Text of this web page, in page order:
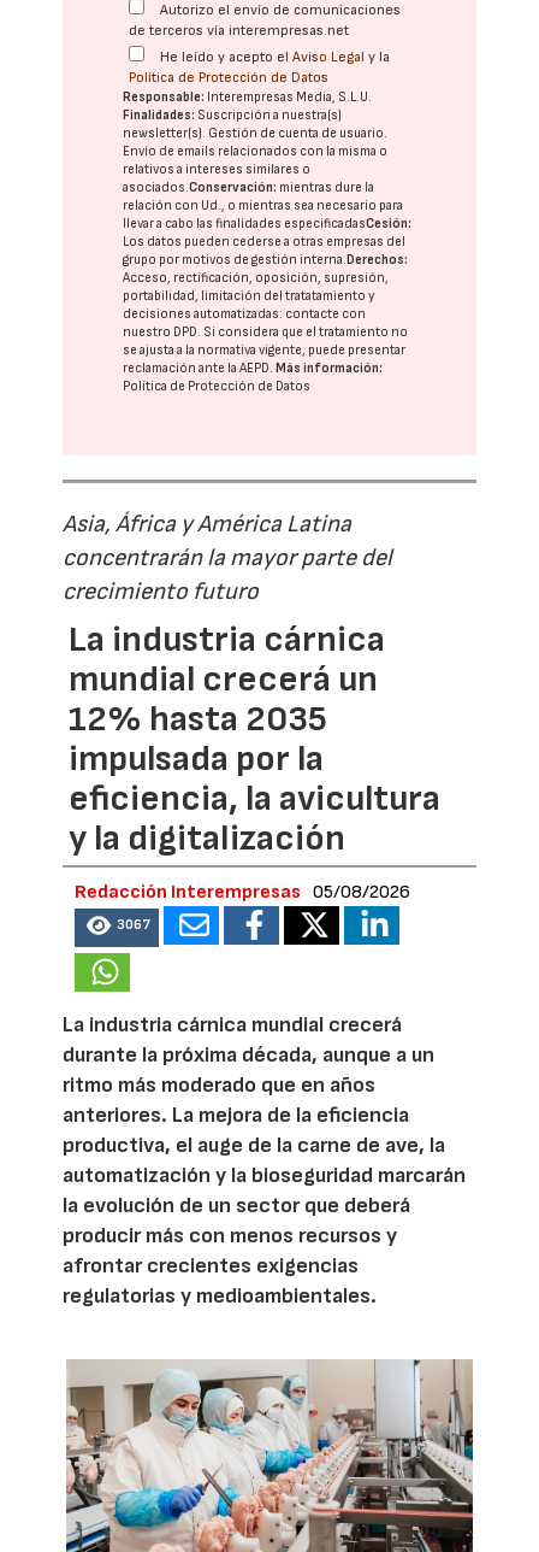
Autorizo el envío de comunicaciones
de terceros vía interempresas.net
He leído y acepto elAviso Legal y la
Política de Protección de Datos
Responsable: Interempresas Media, S.L.U.
Finalidades: Suscripción a nuestra(s)
newsletter(s). Gestión de cuenta de usuario.
Envío de emails relacionados con la misma o
relativos a intereses similares o
asociados.Conservación: mientras dure la
relación con Ud., o mientras sea necesario para
llevar a cabo las finalidades especificadasCesión:
Los datos pueden cederse a otras empresas del
grupo por motivos de gestión interna. Derechos:
Acceso, rectificación, oposición, supresión,
portabilidad, limitación del tratatamiento y
decisiones automatizadas: contacte con
nuestro DPD. Si considera que el tratamiento no
se ajusta a la normativa vigente, puede presentar
reclamación ante laAEPD. Más información:
Política de Protección de Datos
Asia, África y América Latina
concentrarán la mayor parte del
crecimiento futuro
La industria cárnica
mundial crecerá un
12% hasta 2035
impulsada por la
eficiencia, la avicultura
y la digitalización
Redacción Interempresas 05/08/2026
3067
La industria cárnica mundial crecerá
durante la próxima década, aunque a un
ritmo más moderado que en años
anteriores. La mejora de la eficiencia
productiva, el auge de la carne de ave, la
automatización y la bioseguridad marcarán
la evolución de un sector que deberá
producir más con menos recursos y
afrontar crecientes exigencias
regulatorias y medioambientales.